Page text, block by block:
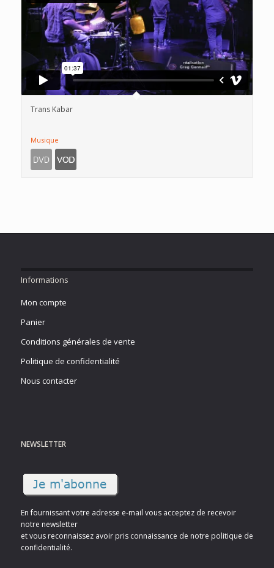
Trans Kabar
Musique
Informations
Mon compte
Panier
Conditions générales de vente
Politique de confidentialité
Nous contacter
NEWSLETTER
En fournissant votre adresse e-mail vous acceptez de recevoir
notre newsletter
et vous reconnaissez avoir pris connaissance de notre politique de
confidentialité.